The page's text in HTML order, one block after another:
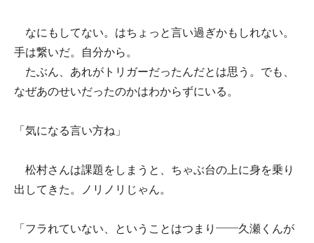
なにもしてない。はちょっと言い過ぎかもしれない。
手は繋いだ。自分から。
たぶん、あれがトリガーだったんだとは思う。でも、
なぜあのせいだったのかはわからずにいる。
「気になる言い方ね」
松村さんは課題をしまうと、ちゃぶ台の上に身を乗り
出してきた。ノリノリじゃん。
「フラれていない、ということはつまり――久瀬くんが